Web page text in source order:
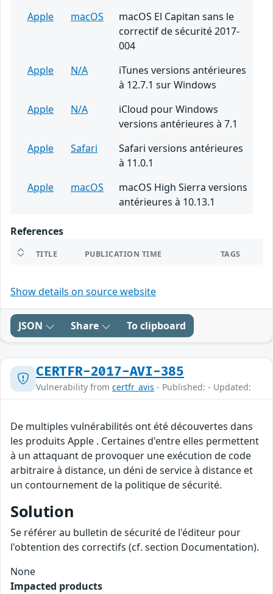
Apple
macOS
macOS El Capitan sans le
correctif de sécurité 2017-
004
Apple
N/A
iTunes versions antérieures
à 12.7.1 sur Windows
Apple
N/A
iCloud pour Windows
versions antérieures à 7.1
Apple
Safari
Safari versions antérieures
à 11.0.1
Apple
macOS
macOS High Sierra versions
antérieures à 10.13.1
References
TITLE PUBLICATION TIME TAGS
Show details on source website
JSON Share To clipboard
CERTFR-2017-AVI-385
Vulnerability from certfr_avis - Published: - Updated:
De multiples vulnérabilités ont été découvertes dans
les produits Apple . Certaines d'entre elles permettent
à un attaquant de provoquer une exécution de code
arbitraire à distance, un déni de service à distance et
un contournement de la politique de sécurité.
Solution
Se référer au bulletin de sécurité de l'éditeur pour
l'obtention des correctifs (cf. section Documentation).
None
Impacted products